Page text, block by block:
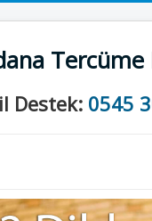
Tercüme
Destek: 0545